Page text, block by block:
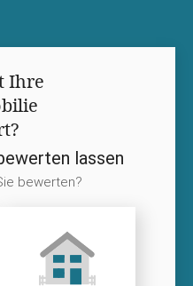
Ihre
lassen
bewerten?